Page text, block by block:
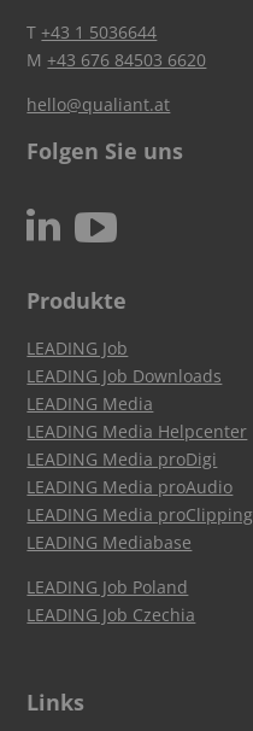
T+43 1 5036644
M+43 676 84503 6620
hello@qualiant.at
Folgen Sie uns
N c
Produkte
LEADING Job
LEADING Job Downloads
LEADING Media
LEADING Media Helpcenter
LEADING Media proDigi
LEADING Media proAudio
LEADING Media proClipping
LEADING Mediabase
LEADING Job Poland
LEADING Job Czechia
Links